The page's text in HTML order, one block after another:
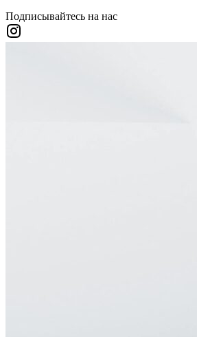
Подписывайтесь на нас